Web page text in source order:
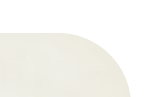
Ajouter
à la liste